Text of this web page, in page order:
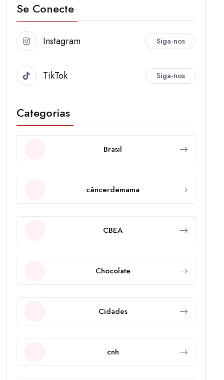
Se Conecte
Instagram Siga-nos
TikTok Siga-nos
Categorias
Brasil
câncerdemama
CBEA
Chocolate
Cidades
cnh